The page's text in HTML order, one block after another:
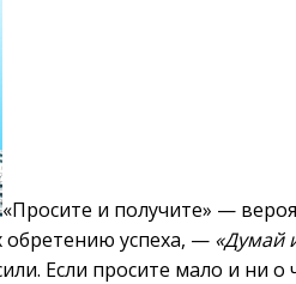
«Просите и получите» —
обретению успеха, — «Думай
Если просите мало и ни